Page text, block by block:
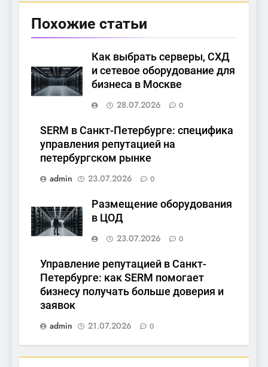
Похожие статьи
Как выбрать серверы, СХД
и сетевое оборудование для
бизнеса в Москве
28.07.2026
0
SERM в Санкт-Петербурге: специфика
управления репутацией на
петербургском рынке
admin
23.07.2026 0
Размещение оборудования
в ЦОД
23.07.2026
0
Управление репутацией в Санкт-
Петербурге: как SERM помогает
бизнесу получать больше доверия и
заявок
admin
21.07.2026 0